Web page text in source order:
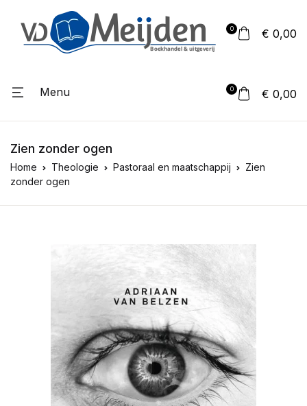
0 € 0,00
Menu 0 € 0,00
Zien zonder ogen
Home Theologie Pastoraal en maatschappij
Zien
zonder ogen